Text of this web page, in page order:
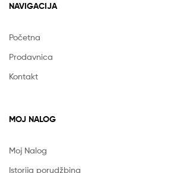
NAVIGACIJA
Početna
Prodavnica
Kontakt
MOJ NALOG
Moj Nalog
Istorija porudžbina